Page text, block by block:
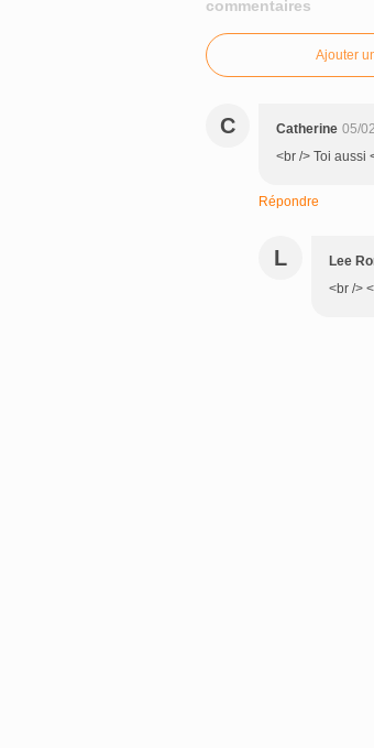
commentaires
Ajouter
C Catherine 05/
<br /> Toi aussi
Répondre
L Lee
<br />